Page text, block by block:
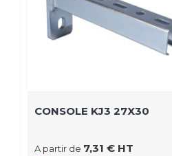
CONSOLE KJ3 27X30
A partir de 7,31 € HT